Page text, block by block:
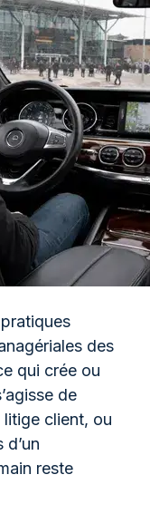
des
qui crée ou
de
client, ou
reste